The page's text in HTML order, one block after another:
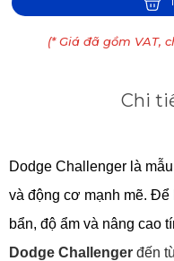
(* Giá đã gồm VAT,
Chi
Dodge Challenger là
và động cơ mạnh mẽ. Để
bẩn, độ ẩm và nâng cao
Dodge Challenger đến